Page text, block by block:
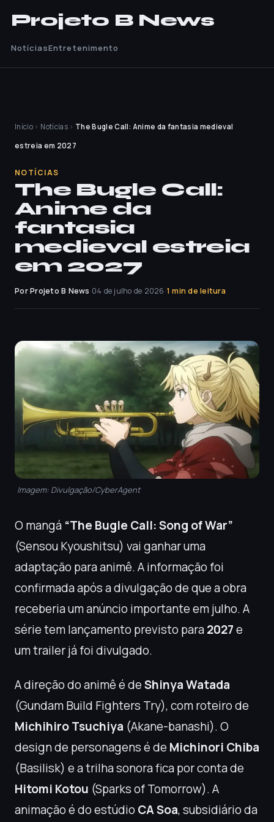
Projeto B News
NotíciasEntretenimento
Início › Notícias › The Bugle Call: Anime da fantasia medieval
estreia em 2027
NOTÍCIAS
The Bugle Call:
Anime da
fantasia
medieval estreia
em 2027
Por Projeto B News·04 de julho de 2026·1 min de leitura
Imagem: Divulgação/CyberAgent
O mangá “The Bugle Call: Song of War”
(Sensou Kyoushitsu) vai ganhar uma
adaptação para animê. A informação foi
confirmada após a divulgação de que a obra
receberia um anúncio importante em julho. A
série tem lançamento previsto para2027e
um trailer já foi divulgado.
A direção do animê é deShinya Watada
(Gundam Build Fighters Try), com roteiro de
Michihiro Tsuchiya (Akane-banashi). O
design de personagens é de Michinori Chiba
(Basilisk) e a trilha sonora fica por conta de
Hitomi Kotou (Sparks of Tomorrow). A
animação é do estúdioCA Soa, subsidiário da